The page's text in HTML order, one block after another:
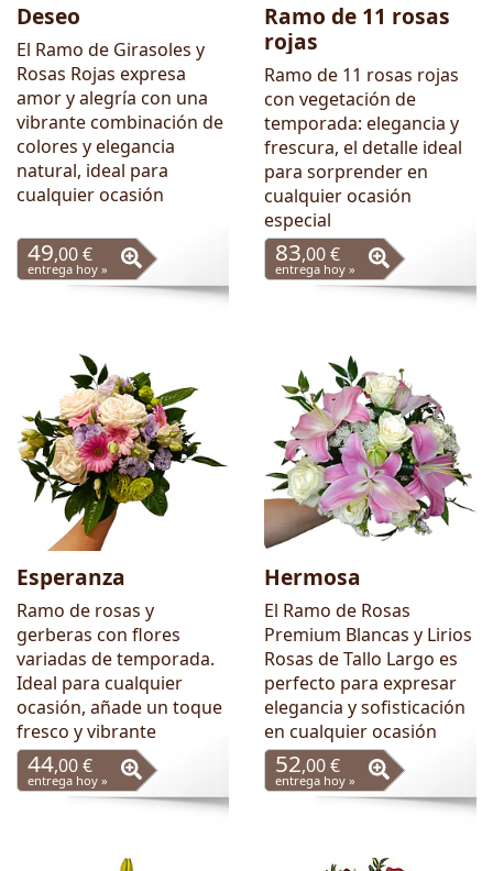
Deseo
El Ramo de Girasoles y
Rosas Rojas expresa
amor y alegría con una
vibrante combinación de
colores y elegancia
natural, ideal para
cualquier ocasión
49,00 €
entrega hoy »
Ramo de 11 rosas
rojas
Ramo de 11 rosas rojas
con vegetación de
temporada: elegancia y
frescura, el detalle ideal
para sorprender en
cualquier ocasión
especial
83,00 €
entrega hoy »
Esperanza
Ramo de rosas y
gerberas con flores
variadas de temporada.
Ideal para cualquier
ocasión, añade un toque
fresco y vibrante
44,00 €
entrega hoy »
Hermosa
El Ramo de Rosas
Premium Blancas y Lirios
Rosas de Tallo Largo es
perfecto para expresar
elegancia y sofisticación
en cualquier ocasión
52,00 €
entrega hoy »